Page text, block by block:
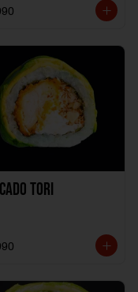
Tori